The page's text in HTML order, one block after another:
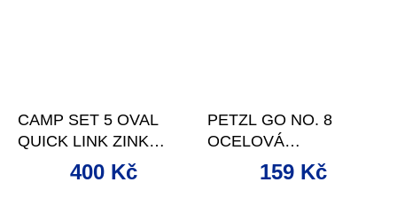
CAMP SET 5 OVAL
QUICK LINK ZINK
PLATED STEEL 10 MM
400 Kč
PETZL GO NO. 8
OCELOVÁ
ŠROUBOVACÍ
SPOJKA159 Kč